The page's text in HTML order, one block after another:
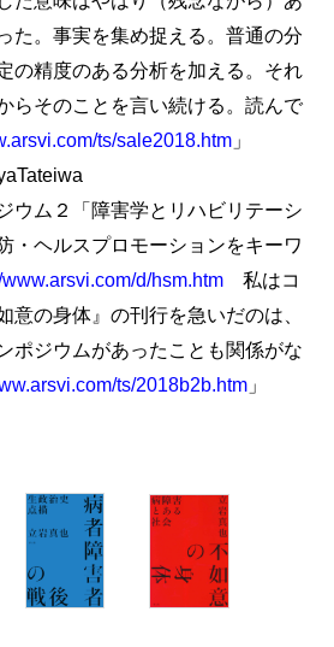
た。事実を集め捉える。普通の分
の精度のある分析を加える。それ
らそのことを言い続ける。読んで
ts/sale2018.htm 」
ウム２「障害学とリハビリテーシ
・ヘルスプロモーションをキーワ
www.arsvi.com/d/hsm.htm 私はコ
意の身体』の刊行を急いだのは、
ポジウムがあったことも関係がな
ts/2018b2b.htm 」